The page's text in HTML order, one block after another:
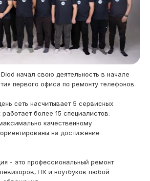
начал свою деятельность в начале
первого офиса по ремонту телефонов.
сеть насчитывает 5 сервисных
более 15 специалистов.
качественному
на достижение
- это профессиональный ремонт
ПК и ноутбуков любой